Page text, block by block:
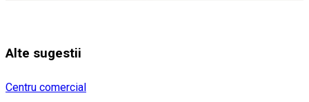
Alte sugestii
Centru comercial